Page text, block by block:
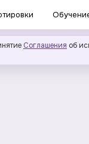
Соглашения об